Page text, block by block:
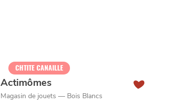
CHTITE CANAILLE
Actimômes
Magasin de jouets — Bois Blancs